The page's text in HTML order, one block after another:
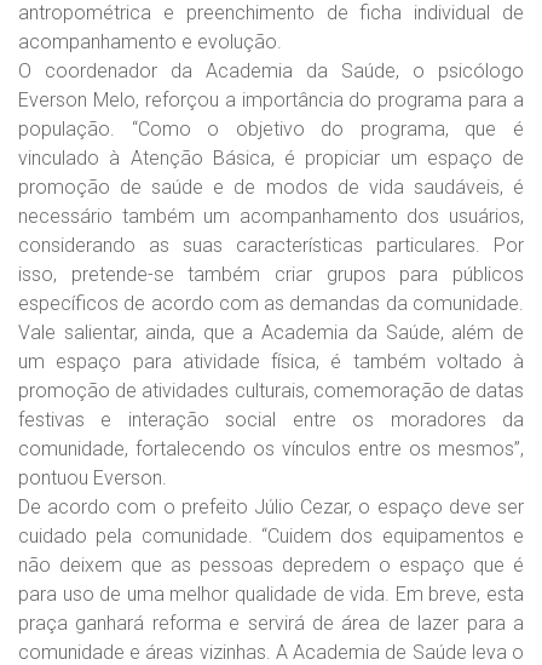
antropométrica e preenchimento de ficha individual de
acompanhamento e evolução.
O coordenador da Academia da Saúde, o psicólogo
Everson Melo, reforçou a importância do programa para a
população. “Como o objetivo do programa, que é
vinculado à Atenção Básica, é propiciar um espaço de
promoção de saúde e de modos de vida saudáveis, é
necessário também um acompanhamento dos usuários,
considerando as suas características particulares. Por
isso, pretende-se também criar grupos para públicos
específicos de acordo com as demandas da comunidade.
Vale salientar, ainda, que a Academia da Saúde, além de
um espaço para atividade física, é também voltado à
promoção de atividades culturais, comemoração de datas
festivas e interação social entre os moradores da
comunidade, fortalecendo os vínculos entre os mesmos”,
pontuou Everson.
De acordo com o prefeito Júlio Cezar, o espaço deve ser
cuidado pela comunidade. “Cuidem dos equipamentos e
não deixem que as pessoas depredem o espaço que é
para uso de uma melhor qualidade de vida. Em breve, esta
praça ganhará reforma e servirá de área de lazer para a
comunidade e áreas vizinhas. A Academia de Saúde leva o